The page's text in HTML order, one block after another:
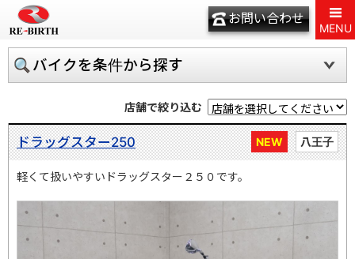
お問い合わせ
MENU
バイクを条件から探す
店舗で絞り込む
NEW 八王子
ドラッグスター250
軽くて扱いやすいドラッグスター２５０です。